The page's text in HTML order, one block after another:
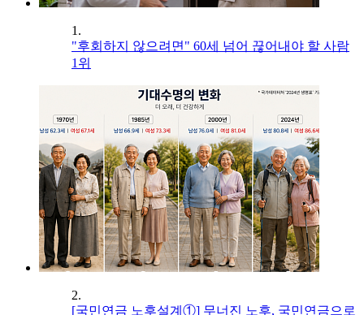
1.
"후회하지 않으려면" 60세 넘어 끊어내야 할 사람
1위
2.
[국민연금 노후설계①] 무너진 노후, 국민연금으로